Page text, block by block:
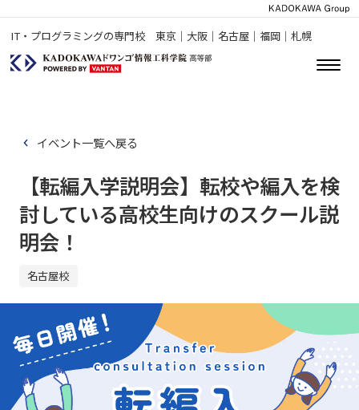
IT・プログラミングの専門校 東京｜大阪｜名古屋｜福岡｜札幌
イベント一覧へ戻る
【転編入学説明会】転校や編入を検
討している高校生向けのスクール説
明会！
名古屋校